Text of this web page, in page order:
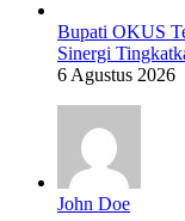
Bupati OKUS
Sinergi
6 Agustus 2026
John Doe